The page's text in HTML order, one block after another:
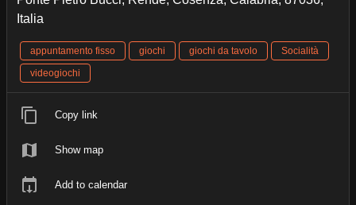
Italia
appuntamento fisso giochi giochi da tavolo
Socialità
videogiochi
Copy link
Show map
Add to calendar